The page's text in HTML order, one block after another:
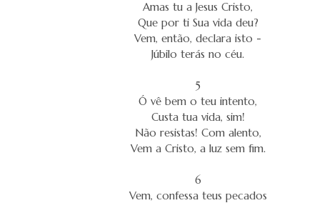
Amas tu a Jesus Cristo,
Que por ti Sua vida deu?
Vem, então, declara isto -
Júbilo terás no céu.
5
Ó vê bem o teu intento,
Custa tua vida, sim!
Não resistas! Com alento,
Vem a Cristo, a luz sem fim.
6
Vem, confessa teus pecados